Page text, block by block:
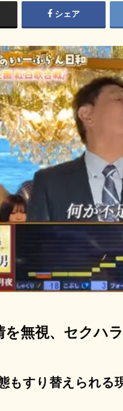
シェア
を無視、セクハ
もすり替えられる